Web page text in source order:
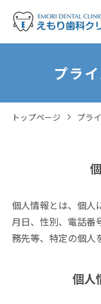
プラ
トップページ プラ
個人情報とは、個人
月日、性別、電話番
務先等、特定の個人
個人